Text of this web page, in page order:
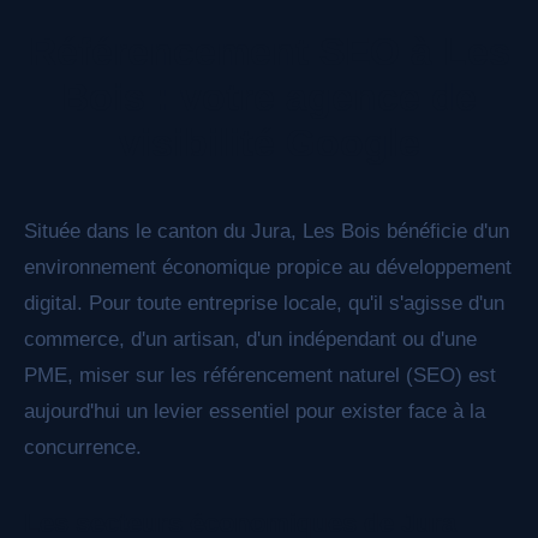
Située dans le canton du Jura, Les Bois bénéficie d'un
environnement économique propice au développement
digital. Pour toute entreprise locale, qu'il s'agisse d'un
commerce, d'un artisan, d'un indépendant ou d'une
PME, miser sur les référencement naturel (SEO) est
aujourd'hui un levier essentiel pour exister face à la
concurrence.